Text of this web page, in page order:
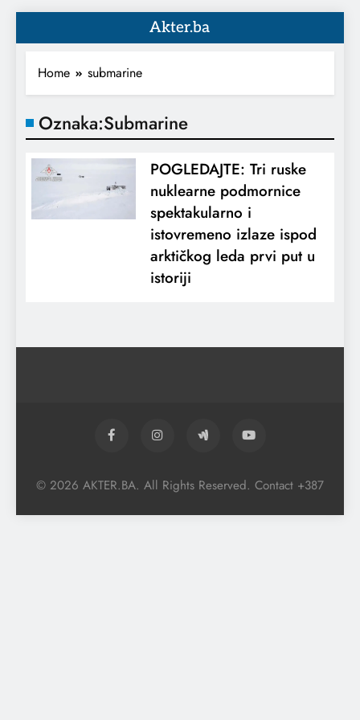
Akter.ba
Home submarine
Oznaka:Submarine
POGLEDAJTE: Tri ruske
nuklearne podmornice
spektakularno i
istovremeno izlaze ispod
arktičkog leda prvi put u
istoriji
© 2026 AKTER.BA. All Rights Reserved. Contact +387